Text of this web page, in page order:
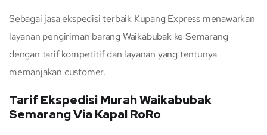
Sebagai jasa ekspedisi terbaik Kupang Express menawarkan
layanan pengiriman barang Waikabubak ke Semarang
dengan tarif kompetitif dan layanan yang tentunya
memanjakan customer.
Tarif Ekspedisi Murah Waikabubak
Semarang Via Kapal RoRo